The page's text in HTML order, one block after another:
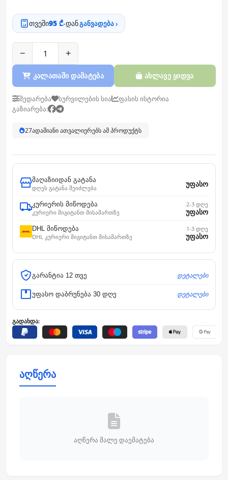
თვეში95 ₾-დანგანვადება ›
− +
კალათაში დამატება ახლავე ყიდვა
შედარება სურვილების სია
ფასის ისტორია
გაზიარება:
27ადამიანი ათვალიერებს ამ პროდუქტს
მაღაზიიდან გატანა
დღეს გატანა შეიძლება
უფასო
კურიერის მიწოდება
კურიერი მიგიტანთ მისამართზე
2-3 დღე
უფასო
DHL მიწოდება
DHL კურიერი მიგიტანთ მისამართზე
1-3 დღე
უფასო
გარანტია 12 თვე დეტალები
უფასო დაბრუნება 30 დღე დეტალები
გადახდა:
აღწერა
აღწერა მალე დაემატება